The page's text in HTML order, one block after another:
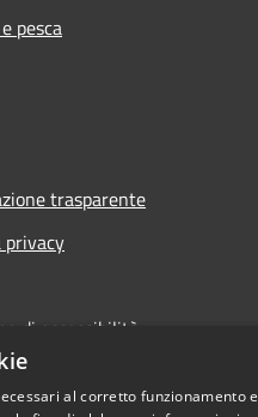
pesca
trasparente
di accessibilità
al corretto funzionamento e